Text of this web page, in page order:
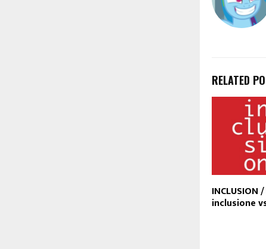
RELATED
INCLUSION
inclusione